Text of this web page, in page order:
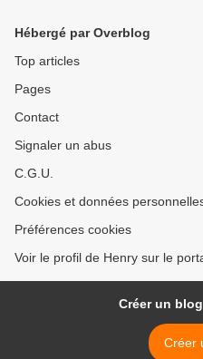
Hébergé par Overblog
Top articles
Pages
Contact
Signaler un abus
C.G.U.
Cookies et données
Préférences cookies
Voir le profil de Henry sur le
Créer un
Créer